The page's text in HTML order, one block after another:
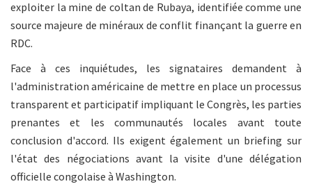
exploiter la mine de coltan de Rubaya, identifiée comme une
source majeure de minéraux de conflit finançant la guerre en
RDC.
Face à ces inquiétudes, les signataires demandent à
l'administration américaine de mettre en place un processus
transparent et participatif impliquant le Congrès, les parties
prenantes et les communautés locales avant toute
conclusion d'accord. Ils exigent également un briefing sur
l'état des négociations avant la visite d'une délégation
officielle congolaise à Washington.